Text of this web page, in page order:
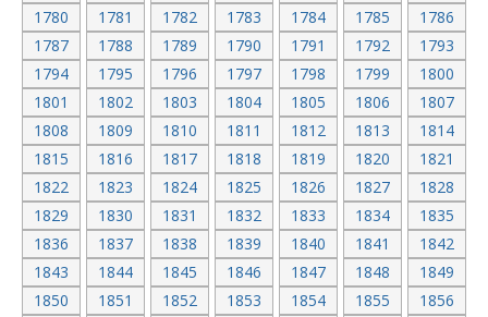
1780
1781 1782 1783 1784 1785
1786
1787
1788 1789 1790 1791 1792
1793
1794
1795 1796 1797 1798 1799
1800
1801
1802 1803 1804 1805 1806
1807
1808
1809 1810 1811 1812 1813
1814
1815
1816 1817 1818 1819 1820
1821
1822
1823 1824 1825 1826 1827
1828
1829
1830 1831 1832 1833 1834
1835
1836
1837 1838 1839 1840 1841
1842
1843
1844 1845 1846 1847 1848
1849
1850
1851 1852 1853 1854 1855
1856